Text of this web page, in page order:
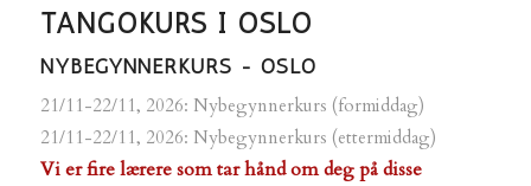
TANGOKURS I OSLO
NYBEGYNNERKURS - OSLO
21/11-22/11, 2026: Nybegynnerkurs (formiddag)
21/11-22/11, 2026: Nybegynnerkurs (ettermiddag)
Vi er fire lærere som tar hånd om deg på disse